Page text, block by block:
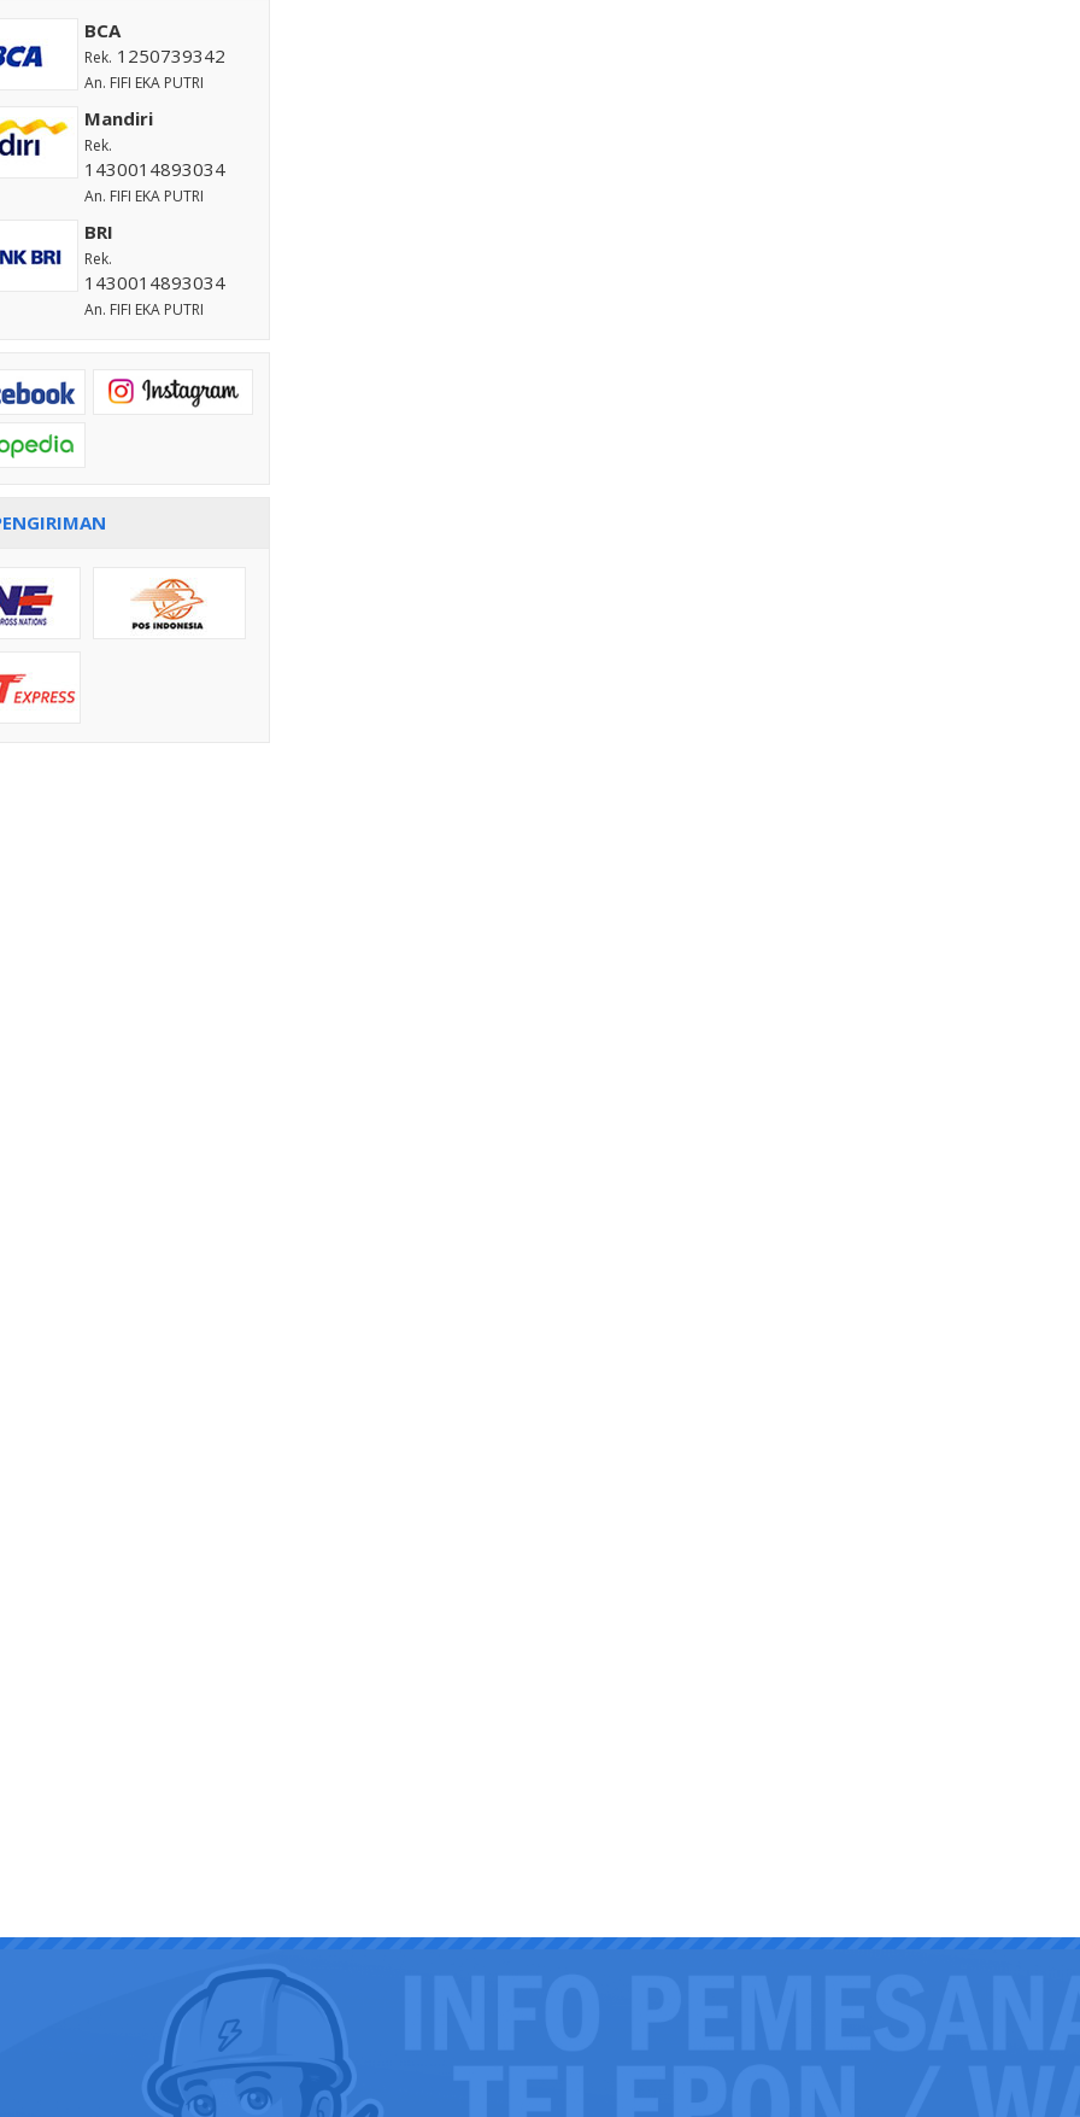
BCA
Rek. 1250739342
An. FIFI EKA PUTRI
Mandiri
Rek.
1430014893034
An. FIFI EKA PUTRI
BRI
Rek.
1430014893034
An. FIFI EKA PUTRI